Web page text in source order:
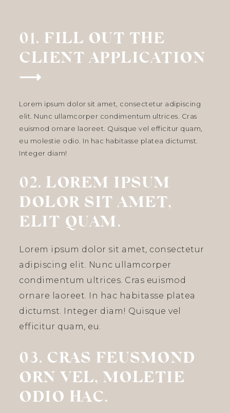
01. FILL OUT THE
CLIENT APPLICATION
⟶
Lorem ipsum dolor sit amet, consectetur adipiscing
elit. Nunc ullamcorper condimentum ultrices. Cras
euismod ornare laoreet. Quisque vel efficitur quam,
eu molestie odio. In hac habitasse platea dictumst.
Integer diam!
02. LOREM IPSUM
DOLOR SIT AMET,
ELIT QUAM.
Lorem ipsum dolor sit amet, consectetur
adipiscing elit. Nunc ullamcorper
condimentum ultrices. Cras euismod
ornare laoreet.
In hac habitasse platea
dictumst. Integer diam! Quisque vel
efficitur quam, eu.
03. CRAS FEUSMOND
ORN VEL, MOLETIE
ODIO HAC.